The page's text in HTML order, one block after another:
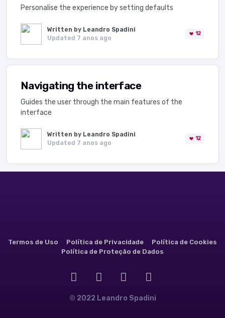
Personalise the experience by setting defaults
Written by Leandro Spadini
Updated 7 anos ago
12
Navigating the interface
Guides the user through the main features of the
interface
Written by Leandro Spadini
Updated 7 anos ago
12
Termos de Uso Política de Privacidade
Política de Cookies
Política de Proteção de Dados
© 2022 Leandro Spadini